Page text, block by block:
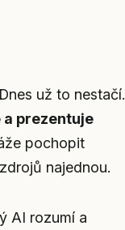
už to nestačí.
prezentuje
pochopit
najednou.
AI rozumí a